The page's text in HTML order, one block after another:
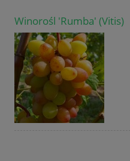
Winorośl 'Rumba' (Vitis)